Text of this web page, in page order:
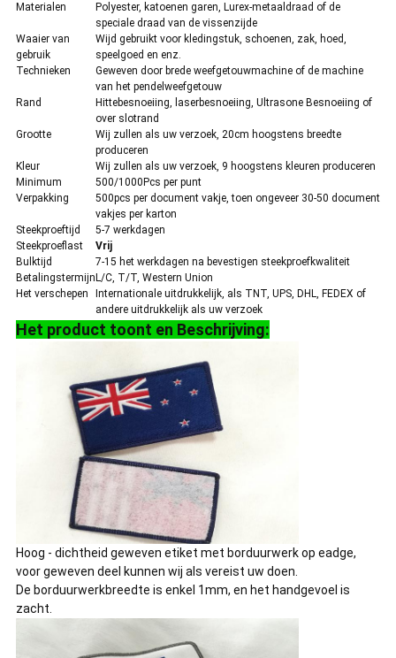
Materialen
Polyester, katoenen garen, Lurex-metaaldraad of de
speciale draad van de vissenzijde
Waaier van
gebruik
Wijd gebruikt voor kledingstuk, schoenen, zak, hoed,
speelgoed en enz.
Technieken
Geweven door brede weefgetouwmachine of de machine
van het pendelweefgetouw
Rand
Hittebesnoeiing, laserbesnoeiing, Ultrasone Besnoeiing of
over slotrand
Grootte
Wij zullen als uw verzoek, 20cm hoogstens breedte
produceren
Kleur
Wij zullen als uw verzoek, 9 hoogstens kleuren produceren
Minimum
500/1000Pcs per punt
Verpakking
500pcs per document vakje, toen ongeveer 30-50 document
vakjes per karton
Steekproeftijd
5-7 werkdagen
Steekproeflast
Vrij
Bulktijd
7-15 het werkdagen na bevestigen steekproefkwaliteit
Betalingstermijn L/C, T/T, Western Union
Het verschepen
Internationale uitdrukkelijk, als TNT, UPS, DHL, FEDEX of
andere uitdrukkelijk als uw verzoek
Het product toont en Beschrijving:
Hoog - dichtheid geweven etiket met borduurwerk op eadge,
voor geweven deel kunnen wij als vereist uw doen.
De borduurwerkbreedte is enkel 1mm, en het handgevoel is
zacht.